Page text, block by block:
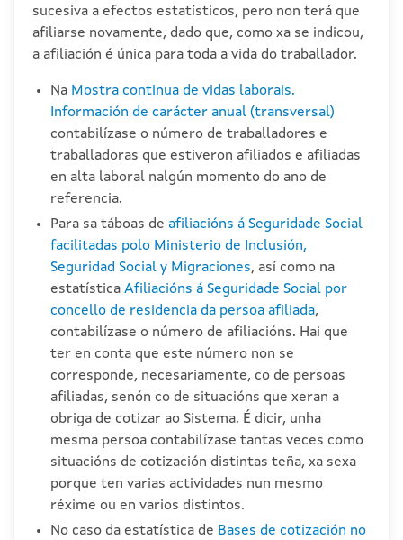
sucesiva a efectos estatísticos, pero non terá que
afiliarse novamente, dado que, como xa se indicou,
a afiliación é única para toda a vida do traballador.
Na Mostra continua de vidas laborais.
Información de carácter anual (transversal)
contabilízase o número de traballadores e
traballadoras que estiveron afiliados e afiliadas
en alta laboral nalgún momento do ano de
referencia.
Para sa táboas de afiliacións á Seguridade Social
facilitadas polo Ministerio de Inclusión,
Seguridad Social y Migraciones, así como na
estatística Afiliacións á Seguridade Social por
concello de residencia da persoa afiliada,
contabilízase o número de afiliacións. Hai que
ter en conta que este número non se
corresponde, necesariamente, co de persoas
afiliadas, senón co de situacións que xeran a
obriga de cotizar ao Sistema. É dicir, unha
mesma persoa contabilízase tantas veces como
situacións de cotización distintas teña, xa sexa
porque ten varias actividades nun mesmo
réxime ou en varios distintos.
No caso da estatística de Bases de cotización no